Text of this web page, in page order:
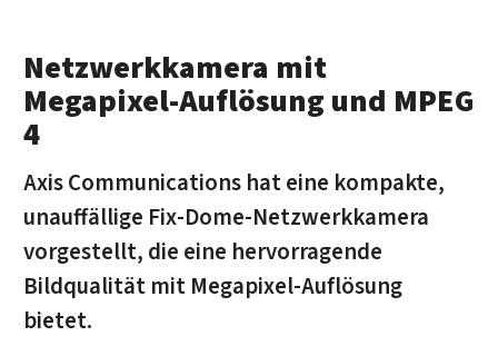
Netzwerkkamera mit
Megapixel-Auflösung und MPEG
4
Axis Communications hat eine kompakte,
unauffällige Fix-Dome-Netzwerkkamera
vorgestellt, die eine hervorragende
Bildqualität mit Megapixel-Auflösung
bietet.